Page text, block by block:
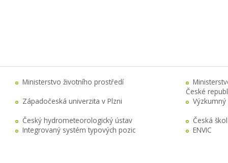
Ministerstvo životního prostředí
České
Západočeská univerzita v Plzni
Český hydrometeorologický ústav
Česká
Integrovaný systém typových pozic
ENVIC